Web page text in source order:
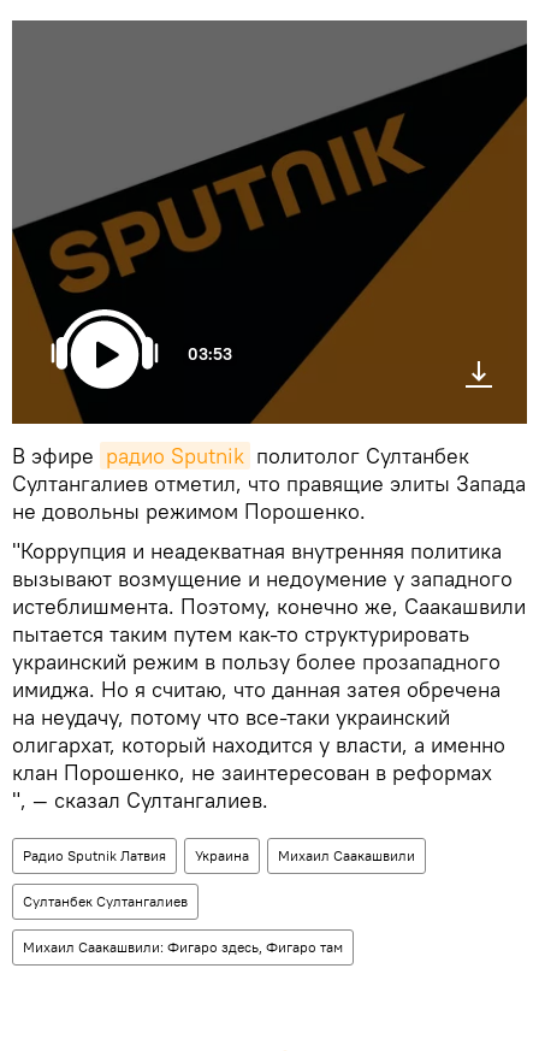
03:53
В эфире радио Sputnik политолог Султанбек
Султангалиев отметил, что правящие элиты Запада
не довольны режимом Порошенко.
"Коррупция и неадекватная внутренняя политика
вызывают возмущение и недоумение у западного
истеблишмента. Поэтому, конечно же, Саакашвили
пытается таким путем как-то структурировать
украинский режим в пользу более прозападного
имиджа. Но я считаю, что данная затея обречена
на неудачу, потому что все-таки украинский
олигархат, который находится у власти, а именно
клан Порошенко, не заинтересован в реформах
", — сказал Султангалиев.
Радио Sputnik Латвия Украина Михаил Саакашвили
Султанбек Султангалиев
Михаил Саакашвили: Фигаро здесь, Фигаро там